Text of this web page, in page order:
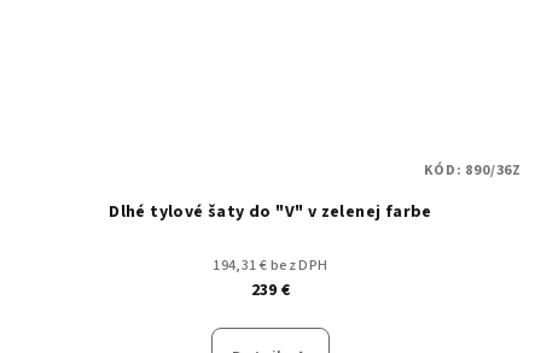
Dlhé tylové šaty do "V" v zelenej farbe
194,31 € bez DPH
239 €
KÓD: 890/36Z